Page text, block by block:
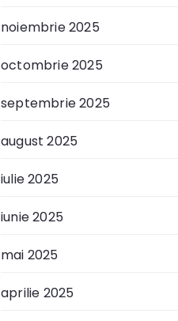
noiembrie 2025
octombrie 2025
septembrie 2025
august 2025
iulie 2025
iunie 2025
mai 2025
aprilie 2025